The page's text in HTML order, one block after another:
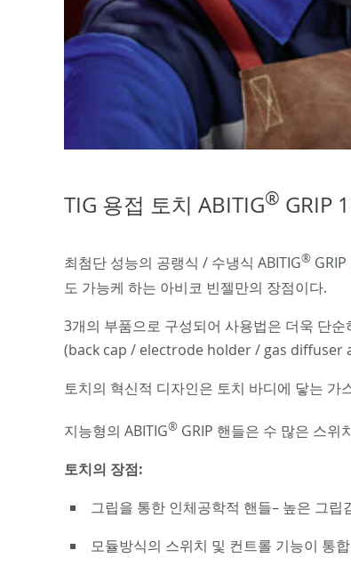
TIG 용접 토치 ABITIG® GRIP
최첨단 성능의 공랭식 / 수냉식 ABITIG®
도 가능케 하는 아비코 빈젤만의 장점이다.
3개의 부품으로 구성되어 사용법은 더욱 단
(back cap / electrode holder / gas diffuser
토치의 혁신적 디자인은 토치 바디에 닿는
지능형의 ABITIG® GRIP 핸들은 수 많은 스위
토치의 장점:
그립을 통한 인체공학적 핸들– 높은 그립
모듈방식의 스위치 및 컨트롤 기능이 통